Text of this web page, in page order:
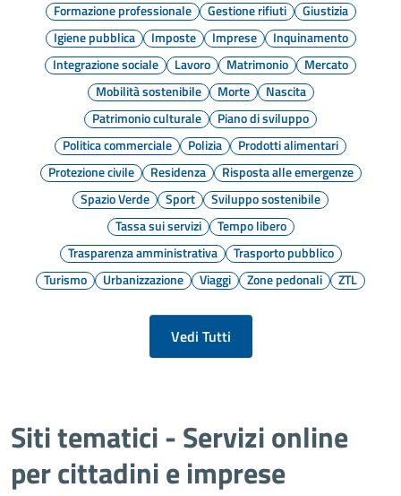
Formazione professionale
Gestione rifiuti
Giustizia
Igiene pubblica
Imposte Imprese
Inquinamento
Integrazione sociale
Lavoro Matrimonio
Mercato
Mobilità sostenibile
Morte
Nascita
Patrimonio culturale
Piano di sviluppo
Politica commerciale
Polizia
Prodotti alimentari
Protezione civile
Residenza
Risposta alle emergenze
Spazio Verde
Sport
Sviluppo sostenibile
Tassa sui servizi
Tempo libero
Trasparenza amministrativa
Trasporto pubblico
Turismo
Urbanizzazione Viaggi Zone pedonali ZTL
Vedi Tutti
Siti tematici - Servizi online
per cittadini e imprese